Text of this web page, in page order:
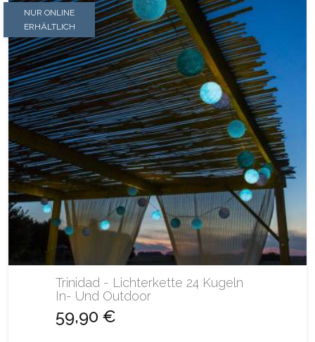
NUR ONLINE
ERHÄLTLICH
Trinidad - Lichterkette 24 Kugeln
In- Und Outdoor
59,90 €